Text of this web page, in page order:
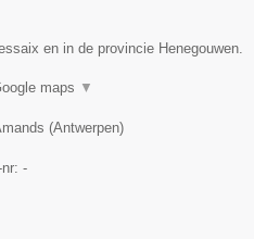
en in de provincie Henegouwen.
maps ▼
(Antwerpen)
-